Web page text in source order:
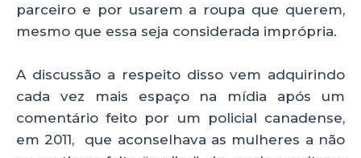
parceiro e por usarem a roupa que querem,
mesmo que essa seja considerada imprópria.
A discussão a respeito disso vem adquirindo
cada vez mais espaço na mídia após um
comentário feito por um policial canadense,
em 2011, que aconselhava as mulheres a não